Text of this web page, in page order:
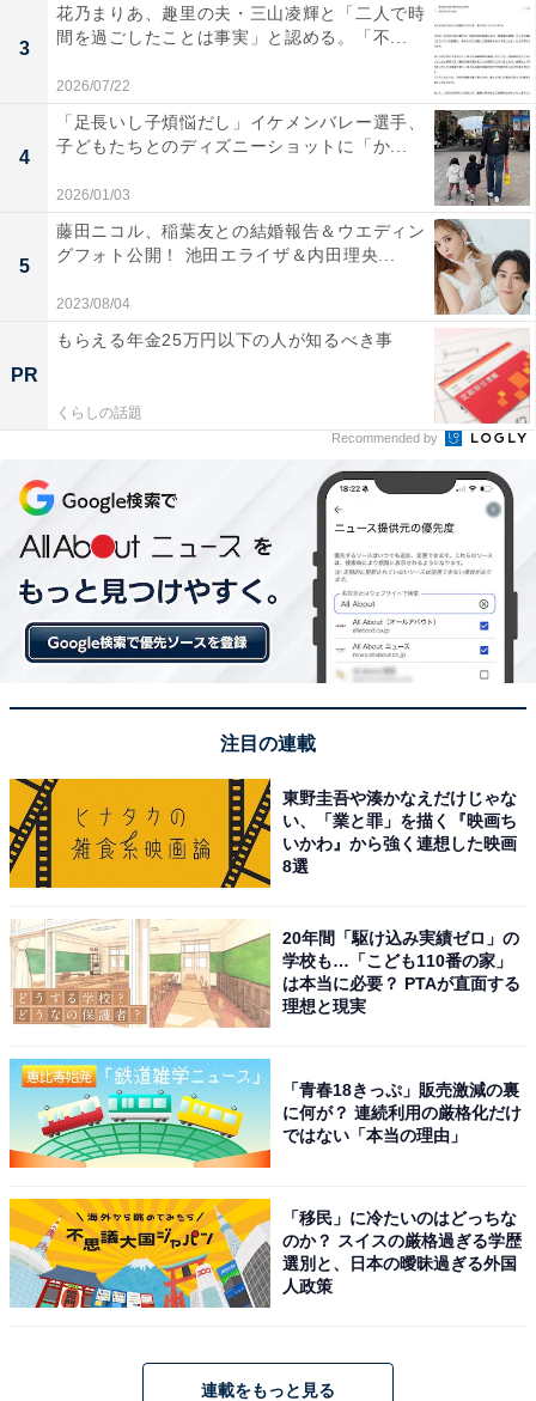
3
花乃まりあ、趣里の夫・三山凌輝と「二人で時
間を過ごしたことは事実」と認める。「不...
2026/07/22
4
「足長いし子煩悩だし」イケメンバレー選手、
子どもたちとのディズニーショットに「か...
2026/01/03
5
藤田ニコル、稲葉友との結婚報告＆ウエディン
グフォト公開！ 池田エライザ＆内田理央...
2023/08/04
PR
もらえる年金25万円以下の人が知るべき事
くらしの話題
Recommended by
注目の連載
東野圭吾や湊かなえだけじゃな
い、「業と罪」を描く『映画ち
いかわ』から強く連想した映画
8選
20年間「駆け込み実績ゼロ」の
学校も…「こども110番の家」
は本当に必要？ PTAが直面する
理想と現実
「青春18きっぷ」販売激減の裏
に何が？ 連続利用の厳格化だけ
ではない「本当の理由」
「移民」に冷たいのはどっちな
のか？ スイスの厳格過ぎる学歴
選別と、日本の曖昧過ぎる外国
人政策
連載をもっと見る